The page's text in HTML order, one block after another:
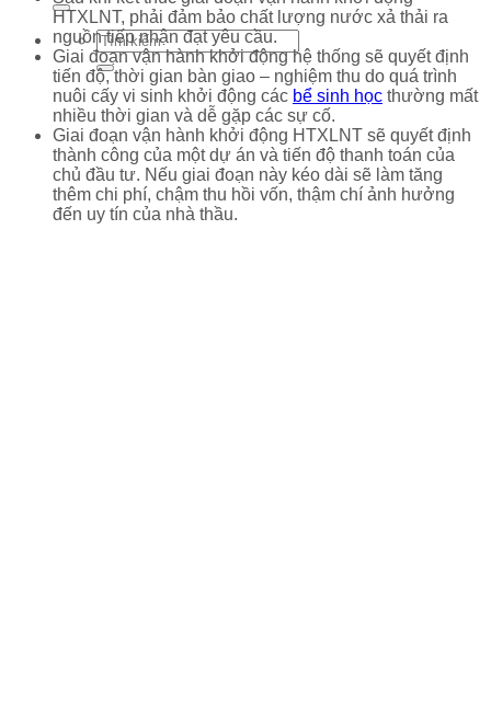
HTXLNT, phải đảm bảo chất lượng nước xả thải ra
nguồn tiếp nhận đạt yêu cầu.
Giai đoạn vận hành khởi động hệ thống sẽ quyết định
tiến độ, thời gian bàn giao – nghiệm thu do quá trình
nuôi cấy vi sinh khởi động các bể sinh học thường mất
nhiều thời gian và dễ gặp các sự cố.
Giai đoạn vận hành khởi động HTXLNT sẽ quyết định
thành công của một dự án và tiến độ thanh toán của
chủ đầu tư. Nếu giai đoạn này kéo dài sẽ làm tăng
thêm chi phí, chậm thu hồi vốn, thậm chí ảnh hưởng
đến uy tín của nhà thầu.